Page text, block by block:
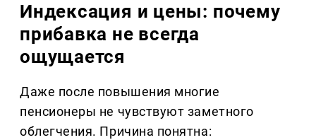
Индексация и цены: почему
прибавка не всегда
ощущается
Даже после повышения многие
пенсионеры не чувствуют заметного
облегчения. Причина понятна: